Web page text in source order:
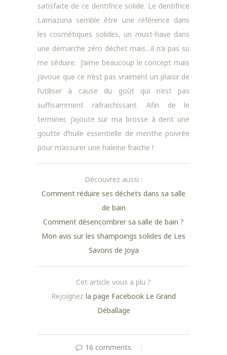
satisfaite de ce dentifrice solide. Le dentifrice
Lamazuna semble être une référence dans
les cosmétiques solides, un must-have dans
une démarche zéro déchet mais…il n’a pas su
me séduire. J’aime beaucoup le concept mais
j’avoue que ce n’est pas vraiment un plaisir de
l’utiliser à cause du goût qui n’est pas
suffisamment rafraichissant. Afin de le
terminer, j’ajoute sur ma brosse à dent une
goutte d’huile essentielle de menthe poivrée
pour m’assurer une haleine fraiche !
Découvrez aussi :
Comment réduire ses déchets dans sa salle
de bain
Comment désencombrer sa salle de bain ?
Mon avis sur les shampoings solides de Les
Savons de Joya
Cet article vous a plu ?
Rejoignez la page Facebook Le Grand
Déballage
16 comments